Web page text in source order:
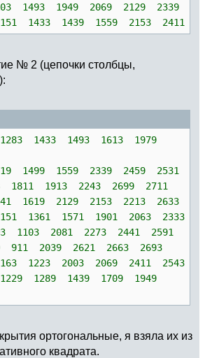
1493 1949 2069 2129 2339
1433 1439 1559 2153 2411
№ 2 (цепочки столбцы,
1433 1493 1613 1979
1499 1559 2339 2459 2531
1913 2243 2699 2711
1619 2129 2153 2213 2633
1361 1571 1901 2063 2333
1103 2081 2273 2441 2591
2039 2621 2663 2693
1223 2003 2069 2411 2543
1289 1439 1709 1949
ортогональные, я взяла их из
квадрата.